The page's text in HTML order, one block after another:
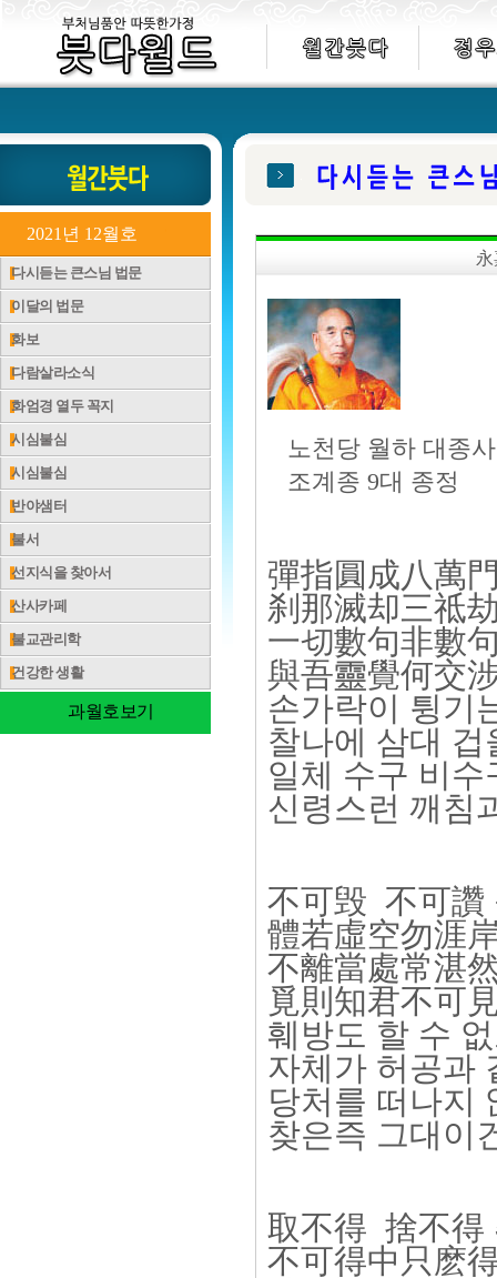
2021년 12월호
다시듣는 큰스님 법문
이달의 법문
화보
다람살라소식
화엄경 열두 꼭지
시심불심
시심불심
반야샘터
불서
선지식을 찾아서
산사카페
불교관리학
건강한 생활
과월호보기
노천당 월하 대종사
조계종 9대 종정
彈指圓成八萬
刹那滅却三祗
一切數句非數
與吾靈覺何交
손가락이 튕기
찰나에 삼대
일체 수구 비
신령스런 깨침
不可毁 不可讚
體若虛空勿涯
不離當處常湛
覓則知君不可
훼방도 할 수
자체가 허공과
당처를 떠나지
찾은즉 그대이
取不得 捨不得
不可得中只麽